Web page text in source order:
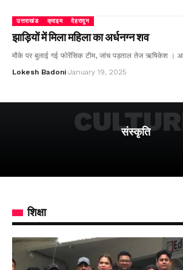
उत्तराखंड क्राइम देहरादून
झाड़ियों में मिला महिला का अर्धनग्न शव
मौके पर बुलाई गई फोरेंसिक टीम, जांच पड़ताल तेज ऋषिकेश ।
Lokesh Badoni January 19, 2025
संस्कृति
शिक्षा